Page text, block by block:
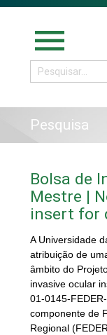
menu
Pesquisa
Bolsa de
Mestre |
insert for
A Universidade
atribuição de
âmbito do
invasive ocular
01-0145-
componente de
Regional